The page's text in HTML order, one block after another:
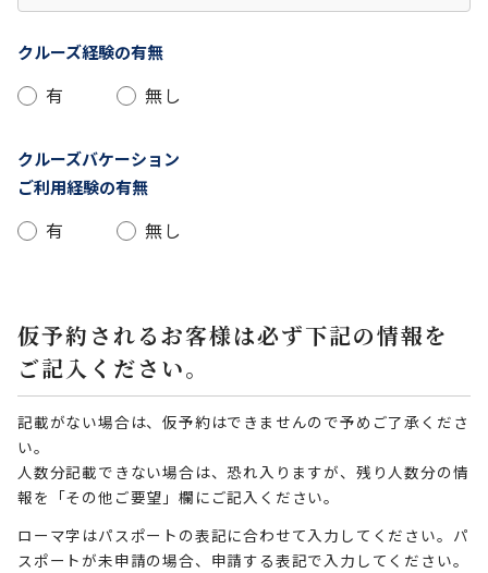
クルーズ経験の有無
有 無し
クルーズバケーション
ご利用経験の有無
有 無し
仮予約されるお客様は必ず下記の情報を
ご記入ください。
記載がない場合は、仮予約はできませんので予めご了承くださ
い。
人数分記載できない場合は、恐れ入りますが、残り人数分の情
報を「その他ご要望」欄にご記入ください。
ローマ字はパスポートの表記に合わせて入力してください。パ
スポートが未申請の場合、申請する表記で入力してください。